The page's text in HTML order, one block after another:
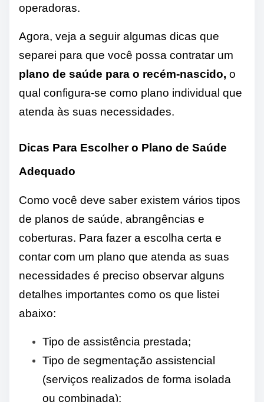
operadoras.
Agora, veja a seguir algumas dicas que
separei para que você possa contratar um
plano de saúde para o recém-nascido, o
qual configura-se como plano individual que
atenda às suas necessidades.
Dicas Para Escolher o Plano de Saúde
Adequado
Como você deve saber existem vários tipos
de planos de saúde, abrangências e
coberturas. Para fazer a escolha certa e
contar com um plano que atenda as suas
necessidades é preciso observar alguns
detalhes importantes como os que listei
abaixo:
Tipo de assistência prestada;
Tipo de segmentação assistencial
(serviços realizados de forma isolada
ou combinada);